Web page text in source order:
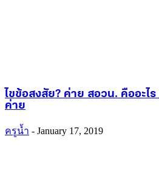
ไขข้อสงสัย? ค่าย สอวน. คืออะไร
ค่าย
ครูน้ำ - January 17, 2019